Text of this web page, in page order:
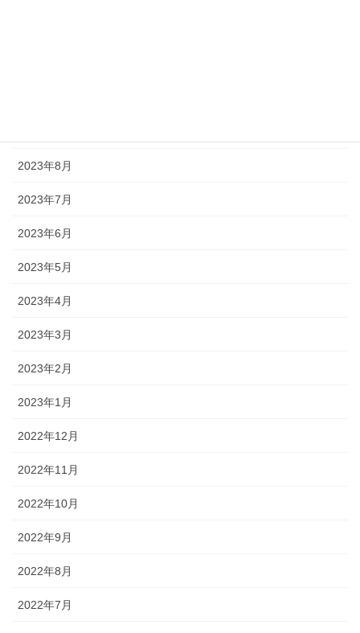
2023年8月
2023年7月
2023年6月
2023年5月
2023年4月
2023年3月
2023年2月
2023年1月
2022年12月
2022年11月
2022年10月
2022年9月
2022年8月
2022年7月